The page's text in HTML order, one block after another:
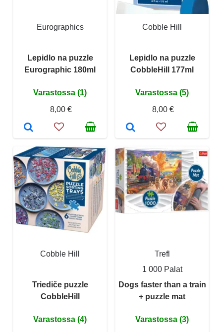
Eurographics
Lepidlo na puzzle
Eurographic 180ml
Varastossa (1)
8,00 €
Cobble Hill
Lepidlo na puzzle
CobbleHill 177ml
Varastossa (5)
8,00 €
Cobble Hill
Triediče puzzle
CobbleHill
Varastossa (4)
Trefl
1 000 Palat
Dogs faster than a train
+ puzzle mat
Varastossa (3)